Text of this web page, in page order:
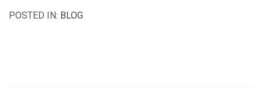
POSTED IN: BLOG